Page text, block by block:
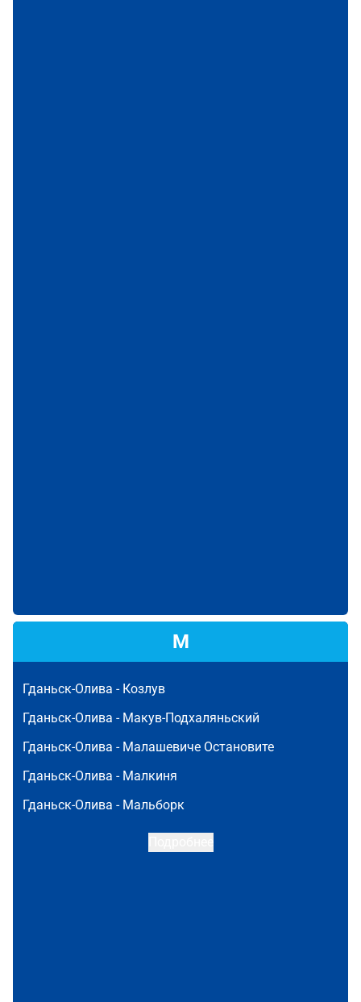
М
Гданьск-Олива - Козлув
Гданьск-Олива - Макув-Подхаляньский
Гданьск-Олива - Малашевиче Остановите
Гданьск-Олива - Малкиня
Гданьск-Олива - Мальборк